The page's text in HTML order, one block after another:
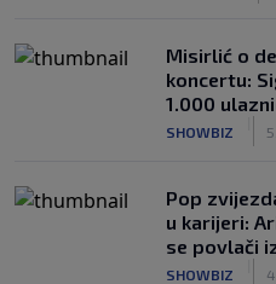
Misirlić o
koncertu:
1.000
SHOWBIZ
Pop
u karijeri:
se povlači
SHOWBIZ